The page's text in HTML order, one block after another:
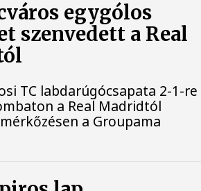
egygólos
szenvedett a Real
TC labdarúgócsapata 2-1-re
a Real Madridtól
a Groupama